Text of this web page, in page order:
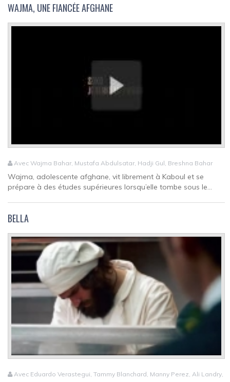
WAJMA, UNE FIANCÉE AFGHANE
Avec Wajma Bahar, Mustafa Abdulsatar, Hadji Gul, Breshna Bahar
Wajma, adolescente afghane, vit librement à Kaboul et se
prépare à des études supérieures lorsqu’elle tombe sous le...
BELLA
Avec Eduardo Verastegui, Tammy Blanchard, Manny Perez, Ali Landry,